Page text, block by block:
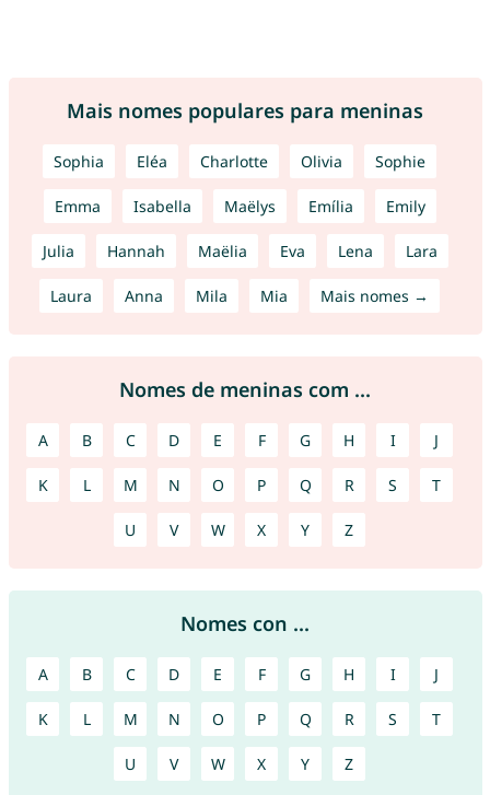
Mais nomes populares para meninas
Sophia Eléa Charlotte Olivia Sophie
Emma Isabella Maëlys Emília Emily
Julia Hannah Maëlia Eva Lena Lara
Laura Anna Mila Mia Mais nomes →
Nomes de meninas com ...
A B C D E F G H I J
K L M N O P Q R S T
U V W X Y Z
Nomes con ...
A B C D E F G H I J
K L M N O P Q R S T
U V W X Y Z